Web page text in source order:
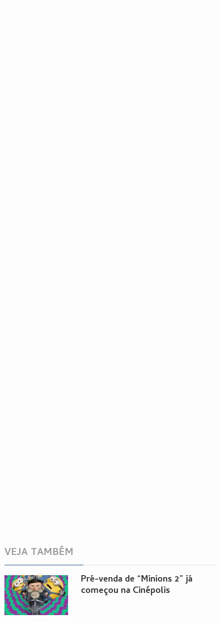
VEJA TAMBÉM
Pré-venda de “Minions 2” já
começou na Cinépolis